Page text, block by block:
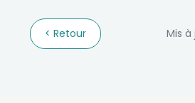
Retour Mis à